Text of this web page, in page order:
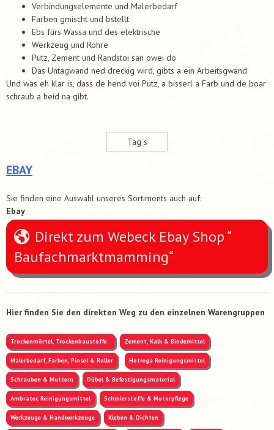
Verbindungselemente und Malerbedarf
Farben gmischt und bstellt
Ebs fürs Wassa und des elektrische
Werkzeug und Rohre
Putz, Zement und Randstoi san owei do
Das Untagwand ned dreckig wird, gibts a ein Arbeitsgwand
Und was eh klar is, dass de hend voi Putz, a bisserl a Farb und de boar
schraub a heid na gibt.
Tag´s
EBAY
Sie finden eine Auswahl unseres Sortiments auch auf:
Ebay
Direkt zum Webeck Ebay Shop “
Baufachmarktmamming“
Hier finden Sie den direkten Weg zu den einzelnen Warengruppen
Trockenmörtel, Trockenbaustoffe Zement, Kalk & Bindemittel
Malerbedarf, Farben, Pinsel & Roller Hotrega Reinigungsmittel
Schrauben & Muttern Dübel & Befestigungsmaterial
Ambratec Reinigungsmittel Schmierstoffe & Motorpflege
Werkzeuge & Handwerkzeuge Kleben & Dichten